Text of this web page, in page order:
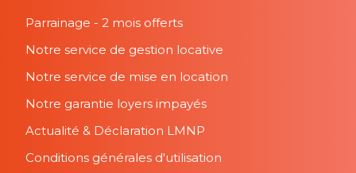
Parrainage - 2 mois offerts
Notre service de gestion locative
Notre service de mise en location
Notre garantie loyers impayés
Actualité & Déclaration LMNP
Conditions générales d'utilisation